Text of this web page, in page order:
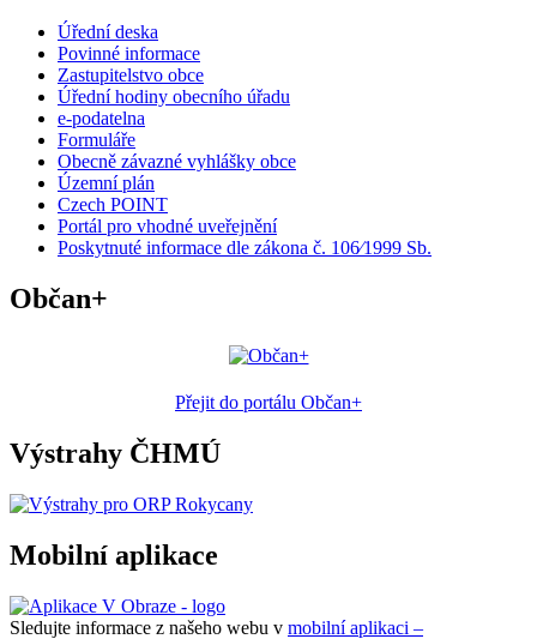
Úřední deska
Povinné informace
Zastupitelstvo obce
Úřední hodiny obecního úřadu
e-podatelna
Formuláře
Obecně závazné vyhlášky obce
Územní plán
Czech POINT
Portál pro vhodné uveřejnění
Poskytnuté informace dle zákona č. 106⁄1999 Sb.
Občan+
Přejit do portálu Občan+
Výstrahy ČHMÚ
Mobilní aplikace
Sledujte informace z našeho webu v mobilní aplikaci –